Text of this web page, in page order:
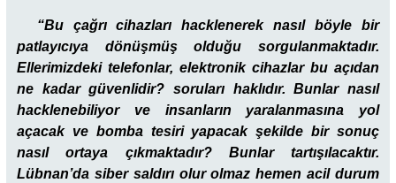
“Bu çağrı cihazları hacklenerek nasıl böyle bir
patlayıcıya dönüşmüş olduğu sorgulanmaktadır.
Ellerimizdeki telefonlar, elektronik cihazlar bu açıdan
ne kadar güvenlidir? soruları haklıdır. Bunlar nasıl
hacklenebiliyor ve insanların yaralanmasına yol
açacak ve bomba tesiri yapacak şekilde bir sonuç
nasıl ortaya çıkmaktadır? Bunlar tartışılacaktır.
Lübnan’da siber saldırı olur olmaz hemen acil durum